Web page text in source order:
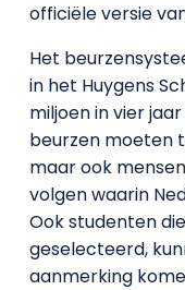
officiële versie
Het
in het Huygens
miljoen in vier
beurzen moeten
maar ook
volgen waarin
Ook studenten
geselecteerd,
aanmerking